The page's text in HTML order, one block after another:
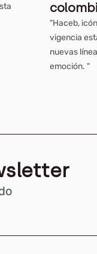
"Haceb,
vigencia
nuevas
emoción. "